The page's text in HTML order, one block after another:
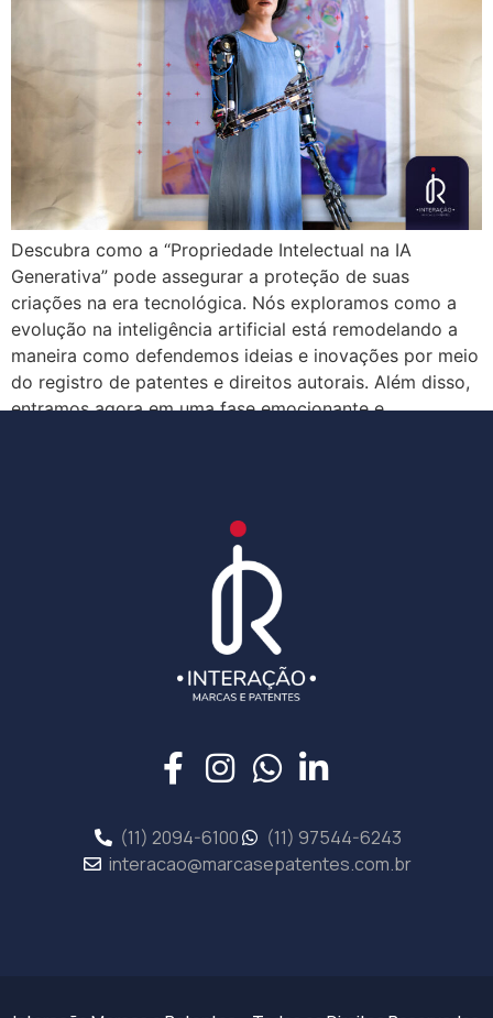
Descubra como a “Propriedade Intelectual na IA
Generativa” pode assegurar a proteção de suas
criações na era tecnológica. Nós exploramos como a
evolução na inteligência artificial está remodelando a
maneira como defendemos ideias e inovações por meio
do registro de patentes e direitos autorais. Além disso,
entramos agora em uma fase emocionante e
(11) 2094-6100
(11) 97544-6243
interacao@marcasepatentes.com.br